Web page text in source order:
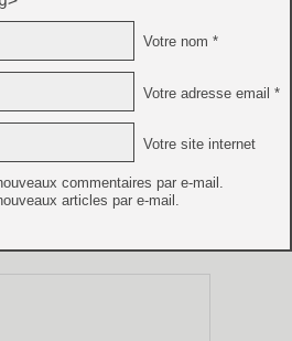
Votre nom *
Votre adresse email *
Votre site internet
commentaires par e-mail.
articles par e-mail.